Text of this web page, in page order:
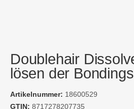
Doublehair
lösen der
Artikelnummer: 18600529
GTIN: 8717278207735